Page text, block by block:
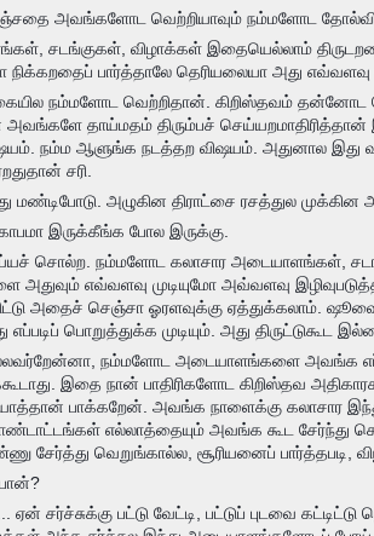
அவங்களோட வெற்றியாவும் நம்மளோட
சடங்குகள், விழாக்கள் இதையெல்லாம்
நிக்கறதைப் பார்த்தாலே தெரியலையா அது எவ்வளவு
நம்மளோட வெற்றிதான். கிறிஸ்தவம் தன்னோட
தாய்மதம் திரும்பச்
நம்ம ஆளுங்க நடத்தற விஷயம். அதுனால
சரி.
அழுகின திராட்சை ரசத்துல
இருக்கீங்க போல இருக்கு.
சொல்ற. நம்மளோட கலாசார அடையாளங்கள்,
எவ்வளவு முடியுமோ அவ்வளவு
அதைச் செஞ்சா ஓரளவுக்கு ஏத்துக்கலாம்.
பொறுத்துக்க முடியும். அது திருட்டுகூட
நம்மளோட அடையாளங்களை அவங்க
இதை நான் பாதிரிகளோட கிறிஸ்தவ
பாக்கறேன். அவங்க நாளைக்கு கலாசார
எல்லாத்தையும் அவங்க கூட சேர்ந்து
சேர்த்து வெறுங்கால்ல, சூரியனைப் பார்த்தபடி,
ஏன் சர்ச்சுக்கு பட்டு வேட்டி, பட்டுப் புடவை